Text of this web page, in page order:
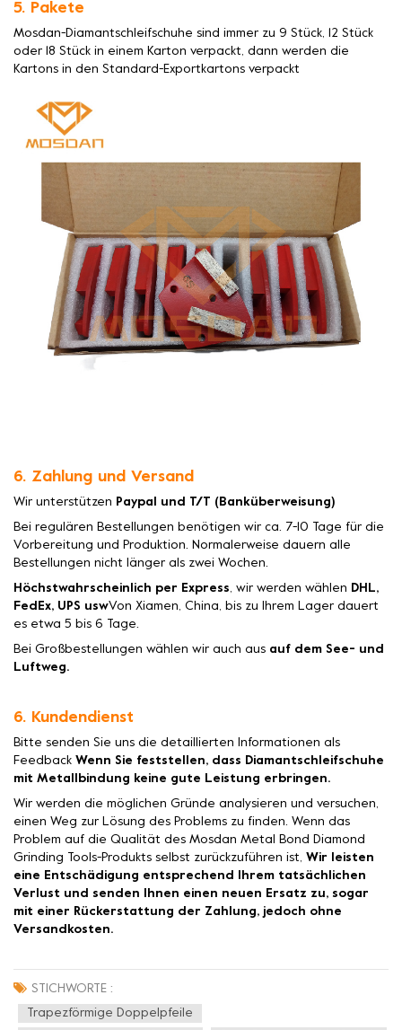
5. Pakete
Mosdan-Diamantschleifschuhe sind immer zu 9 Stück, 12 Stück
oder 18 Stück in einem Karton verpackt, dann werden die
Kartons in den Standard-Exportkartons verpackt
6. Zahlung und Versand
Wir unterstützen Paypal und T/T (Banküberweisung)
Bei regulären Bestellungen benötigen wir ca. 7-10 Tage für die
Vorbereitung und Produktion. Normalerweise dauern alle
Bestellungen nicht länger als zwei Wochen.
Höchstwahrscheinlich per Express, wir werden wählen DHL,
FedEx, UPS uswVon Xiamen, China, bis zu Ihrem Lager dauert
es etwa 5 bis 6 Tage.
Bei Großbestellungen wählen wir auch aus auf dem See- und
Luftweg.
6. Kundendienst
Bitte senden Sie uns die detaillierten Informationen als
Feedback Wenn Sie feststellen, dass Diamantschleifschuhe
mit Metallbindung keine gute Leistung erbringen.
Wir werden die möglichen Gründe analysieren und versuchen,
einen Weg zur Lösung des Problems zu finden. Wenn das
Problem auf die Qualität des Mosdan Metal Bond Diamond
Grinding Tools-Produkts selbst zurückzuführen ist, Wir leisten
eine Entschädigung entsprechend Ihrem tatsächlichen
Verlust und senden Ihnen einen neuen Ersatz zu, sogar
mit einer Rückerstattung der Zahlung, jedoch ohne
Versandkosten.
STICHWORTE :
Trapezförmige Doppelpfeile